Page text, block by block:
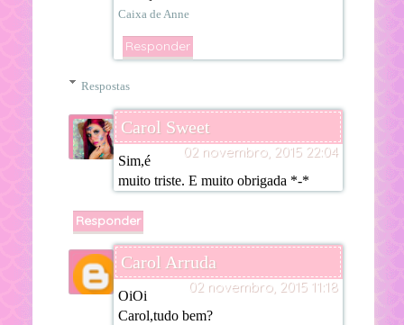
Caixa de Anne
Responder
Respostas
Carol Sweet
02 novembro, 2015 22:04
Sim,é
muito triste. E muito obrigada *-*
Responder
Carol Arruda
02 novembro, 2015 11:18
OiOi
Carol,tudo bem?